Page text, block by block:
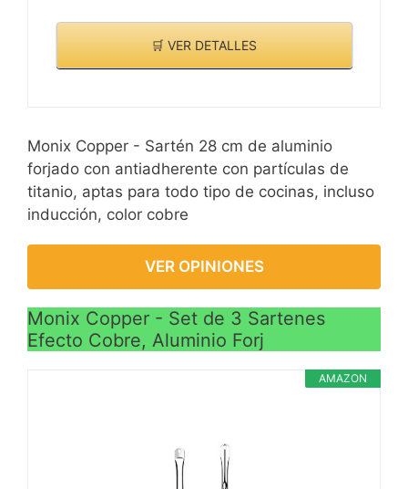
🛒 VER DETALLES
Monix Copper - Sartén 28 cm de aluminio
forjado con antiadherente con partículas de
titanio, aptas para todo tipo de cocinas, incluso
inducción, color cobre
VER OPINIONES
Monix Copper - Set de 3 Sartenes
Efecto Cobre, Aluminio Forj
AMAZON